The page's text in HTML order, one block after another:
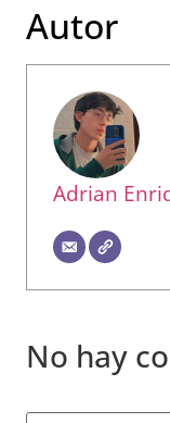
Autor
Adrian
No hay